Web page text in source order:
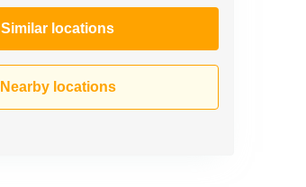
Similar locations
Nearby locations